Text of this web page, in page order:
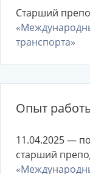
Старший
транспорта»
Опыт
11.04.2025 —
старший